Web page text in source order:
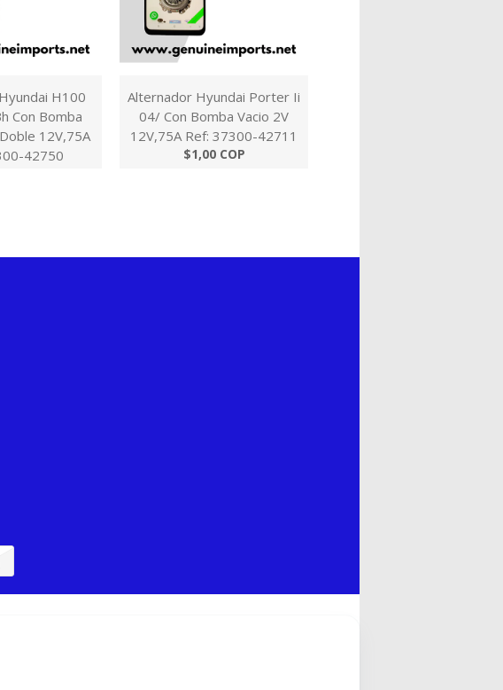
H100
Con Bomba
12V,75A
42750
Alternador Hyundai Porter Ii
04/ Con Bomba Vacio 2V
12V,75A Ref: 37300-42711
$1,00 COP